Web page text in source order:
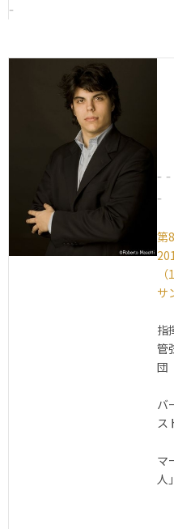
-
-
-
第
サ
指
管
団
バ
ス
マ
人」